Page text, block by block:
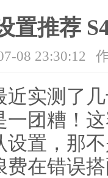
置推荐
08 23:30:12
近实测了
团糟！
设置，那
费在错误